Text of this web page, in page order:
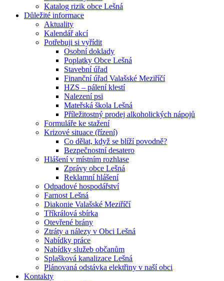
Katalog rizik obce Lešná
Důležité informace
Aktuality
Kalendář akcí
Potřebuji si vyřídit
Osobní doklady
Poplatky Obce Lešná
Stavební úřad
Finanční úřad Valašské Meziříčí
HZS – pálení klestí
Nalezení psi
Mateřská škola Lešná
Příležitostný prodej alkoholických nápojů
Formuláře ke stažení
Krizové situace (řízení)
Co dělat, když se blíží povodně?
Bezpečnostní desatero
Hlášení v místním rozhlase
Zprávy obce Lešná
Reklamní hlášení
Odpadové hospodářství
Farnost Lešná
Diakonie Valašské Meziříčí
Tříkrálová sbírka
Otevřené brány
Ztráty a nálezy v Obci Lešná
Nabídky práce
Nabídky služeb občanům
Splašková kanalizace Lešná
Plánovaná odstávka elektřiny v naší obci
Kontakty